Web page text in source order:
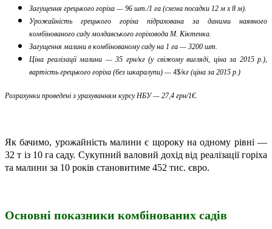
Загущення грецького горіха — 96 шт./1 га (схема посадки 12 м х 8 м).
Урожайність грецького горіха підрахована за даними наявного
комбінованого саду молдавського горіховода М. Кіктенка.
Загущення малини в комбінованому саду на 1 га — 3200 шт.
Ціна реалізації малини — 35 грн/кг (у свіжому вигляді, ціна за 2015 р.),
вартість грецького горіха (без шкаралупи) — 4$/кг (ціна за 2015 р.)
Розрахунки проведені з урахуванням курсу НБУ — 27,4 грн/1€.
Як бачимо, урожайність малини є щороку на одному рівні —
32 т із 10 га саду. Сукупний валовий дохід від реалізації горіха
та малини за 10 років становитиме 452 тис. євро.
Основні показники комбінованих садів